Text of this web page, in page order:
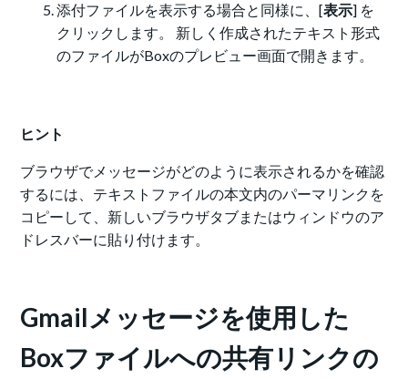
添付ファイルを表示する場合と同様に、[表示] を
クリックします。 新しく作成されたテキスト形式
のファイルがBoxのプレビュー画面で開きます。
ヒント
ブラウザでメッセージがどのように表示されるかを確認
するには、テキストファイルの本文内のパーマリンクを
コピーして、新しいブラウザタブまたはウィンドウのア
ドレスバーに貼り付けます。
Gmailメッセージを使用した
Boxファイルへの共有リンクの